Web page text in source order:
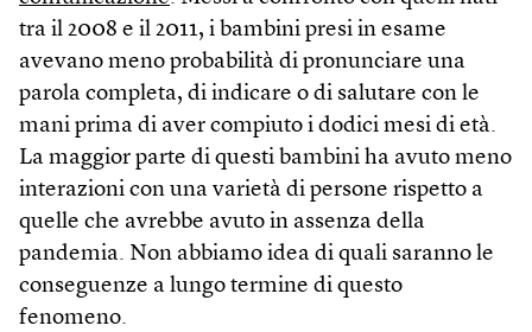
tra il 2008 e il 2011, i bambini presi in esame
avevano meno probabilità di pronunciare una
parola completa, di indicare o di salutare con le
mani prima di aver compiuto i dodici mesi di età.
La maggior parte di questi bambini ha avuto meno
interazioni con una varietà di persone rispetto a
quelle che avrebbe avuto in assenza della
pandemia. Non abbiamo idea di quali saranno le
conseguenze a lungo termine di questo
fenomeno.